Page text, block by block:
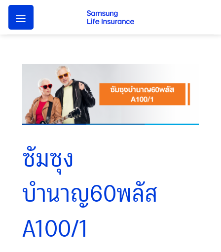
Skip
content
ซัมซุง
บำนาญ60พลัส
A100/1